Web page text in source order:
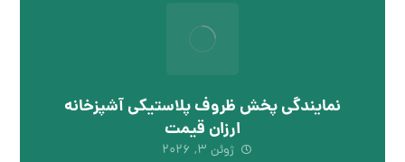
نمایندگی پخش ظروف پلاستیکی آشپزخانه
ارزان قیمت
ژوئن ۳, ۲۰۲۶